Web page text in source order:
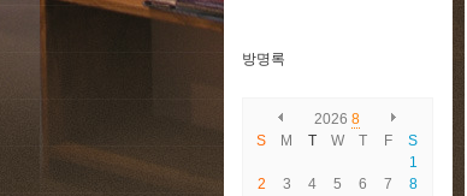
방명록
2026 8
S
M T W T F
S
1
2
3 4 5 6 7
8